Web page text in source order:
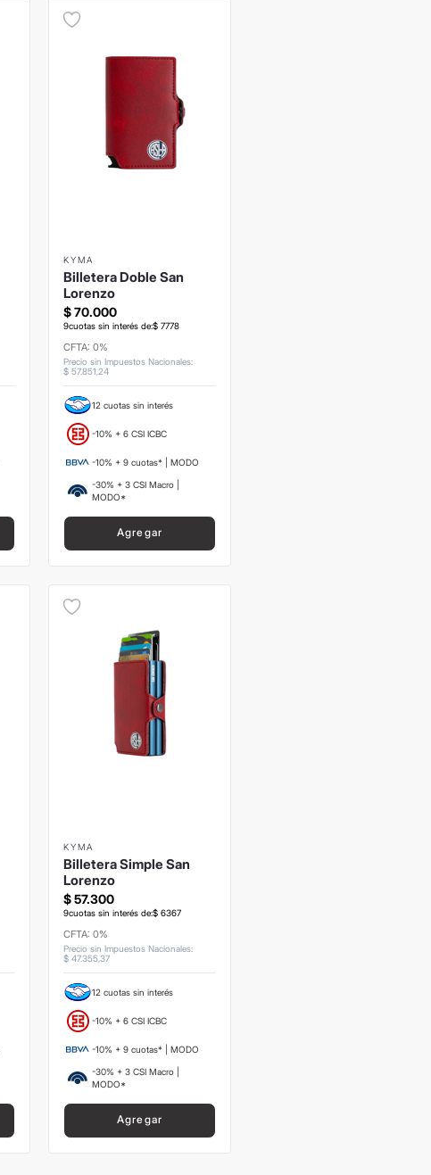
KYMA
Billetera Doble San
Lorenzo
$70.000
9cuotas sin interés de:$ 7778
CFTA: 0%
Precio sin Impuestos Nacionales:
$ 57.851 ,24
12 cuotas sin interés
-10% + 6 CSI ICBC
-10% + 9 cuotas* | MODO
-30% + 3 CSI Macro |
MODO*
Agregar
KYMA
Billetera Simple San
Lorenzo
$57.300
9cuotas sin interés de:$ 6367
CFTA: 0%
Precio sin Impuestos Nacionales:
$ 47.355,37
12 cuotas sin interés
-10% + 6 CSI ICBC
-10% + 9 cuotas* | MODO
-30% + 3 CSI Macro |
MODO*
Agregar